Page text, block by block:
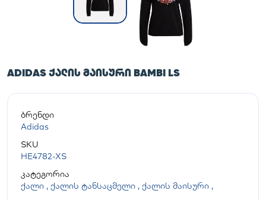
ADIDAS ᲥᲐᲚᲘᲡ ᲛᲐᲘᲡᲣᲠᲘ BAMBI LS
ბრენდი
Adidas
SKU
HE4782-XS
კატეგორია
ქალი , ქალის ტანსაცმელი , ქალის მაისური ,